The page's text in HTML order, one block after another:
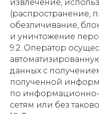
извлечение,
(распространение,
обезличивание,
и уничтожение
9.2. Оператор
данных с
полученной
по
сетям или без